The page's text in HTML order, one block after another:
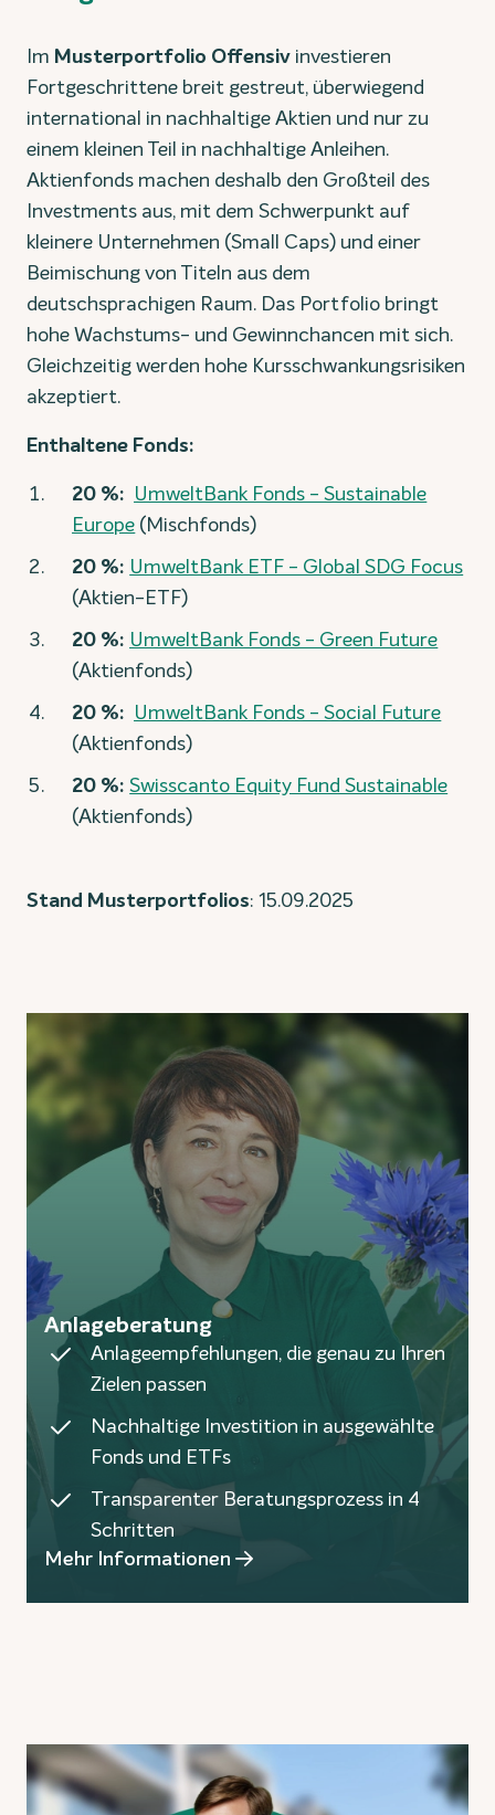
Im Musterportfolio Offensiv investieren
Fortgeschrittene breit gestreut, überwiegend
international in nachhaltige Aktien und nur zu
einem kleinen Teil in nachhaltige Anleihen.
Aktienfonds machen deshalb den Großteil des
Investments aus, mit dem Schwerpunkt auf
kleinere Unternehmen (Small Caps) und einer
Beimischung von Titeln aus dem
deutschsprachigen Raum. Das Portfolio bringt
hohe Wachstums- und Gewinnchancen mit sich.
Gleichzeitig werden hohe Kursschwankungsrisiken
akzeptiert.
Enthaltene Fonds:
20 %: UmweltBank Fonds - Sustainable
Europe (Mischfonds)
20 %: UmweltBank ETF - Global SDG Focus
(Aktien-ETF)
20 %: UmweltBank Fonds - Green Future
(Aktienfonds)
20 %: UmweltBank Fonds - Social Future
(Aktienfonds)
20 %:Swisscanto Equity Fund Sustainable
(Aktienfonds)
Stand Musterportfolios: 15.09.2025
Anlageberatung
Anlageempfehlungen, die genau zu Ihren
Zielen passen
Nachhaltige Investition in ausgewählte
Fonds und ETFs
Transparenter Beratungsprozess in 4
Schritten
Mehr Informationen